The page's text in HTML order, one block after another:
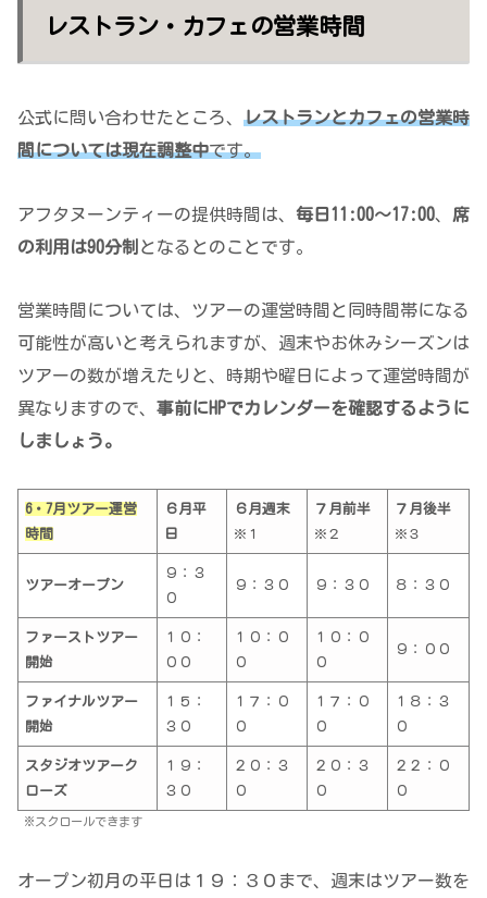
レストラン・カフェの営業時間
公式に問い合わせたところ、 レストランとカフェの営業時
間については現在調整中です。
アフタヌーンティーの提供時間は、 毎日11:00～17:00、 席
の利用は90分制 となるとのことです。
営業時間については、ツアーの運営時間と同時間帯になる
可能性が高いと考えられますが、週末やお休みシーズンは
ツアーの数が増えたりと、時期や曜日によって運営時間が
異なりますので、 事前にHPでカレンダーを確認するように
しましょう。
6・7月ツアー運営
時間
６月平
日
６月週末
※１
７月前半
※２
７月後半
※３
ツアーオープン
９：３
０
９：３０ ９：３０ ８：３０
ファーストツアー
開始
１０：
００
１０：０
０
１０：０
０
９：００
ファイナルツアー
開始
１５：
３０
１７：０
０
１７：０
０
１８：３
０
スタジオツアーク
ローズ
１９：
３０
２０：３
０
２０：３
０
２２：０
０
※スクロールできます
オープン初月の平日は１９：３０まで、週末はツアー数を